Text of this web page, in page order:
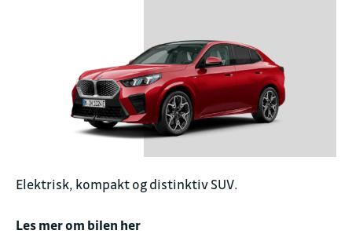
Elektrisk, kompakt og distinktiv SUV.
Les mer om bilen her